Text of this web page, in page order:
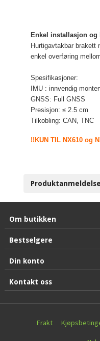
Enkel installasjon og
Hurtigavtakbar brakett
enkel overføring
Spesifikasjoner:
IMU : innvendig
GNSS: Full GNSS
Presisjon:≤ 2.5 cm
Tilkobling:CAN, TNC
!!KUN TIL NX610 og
Om butikken
Bestselgere
Din konto
Kontakt oss
Frakt